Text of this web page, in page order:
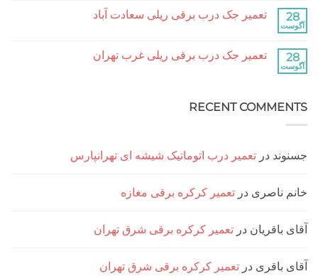
آباد
برای
تعمیر
جک
درب
ریلی
جنت
آباد
ثبت
نشده
تعمیر جک درب برقی ریلی سعادت آباد
هیچ
برای
تعمیر
جک
درب
سعادت
آباد
ثبت
نشده
تعمیر جک درب برقی ریلی غرب تهران
هیچ
جک
برقی
تهران
RECENT
درتعمیر درب اتوماتیک شیشه ای تهرانپارس
درتعمیر کرکره برقی مغازه
درتعمیر کرکره برقی شرق تهران
درتعمیر کرکره برقی شرق تهران